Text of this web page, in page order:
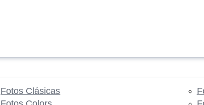
Fotos Clásicas